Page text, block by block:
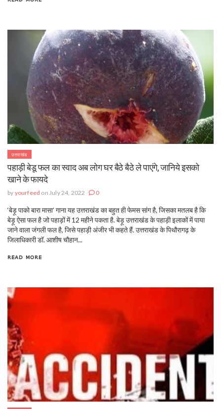
उत्तराखंड
पहाड़ी बेडू फल का स्वाद अब लोग घर बैठे बैठे ले पाएंगे, जानिये इसको
खाने के फायदे
by yourfeed on July 24, 2022 0
‘बेड़ू पाको बारा मासा’ गाना यह उत्तराखंड का बहुत ही फेमस सांग है, जिसका मतलब है कि
बेड़ू ऐसा फल है जो पहाड़ों में 12 महीने पकता है. बेड़ू उत्तराखंड के पहाड़ी इलाकों में पाया
जाने वाला जंगली फल है, जिसे पहाड़ी अंजीर भी कहते हैं. उत्तराखंड के पिथौरागढ़ के
जिलाधिकारी डॉ. आशीष चौहान...
READ MORE